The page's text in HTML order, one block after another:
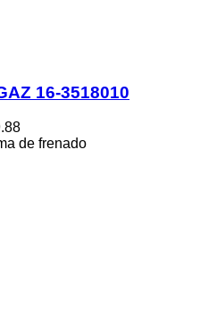
16-3518010
de frenado